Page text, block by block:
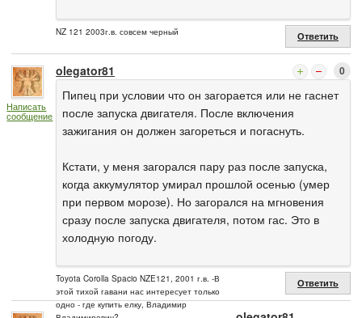
NZ 121 2003г.в. совсем черный Ответить
Написать
сообщение
olegator81 0
Пипец при условии что он загорается или не гаснет
после запуска двигателя. После включения
зажигания он должен загореться и погаснуть.
Кстати, у меня загорался пару раз после запуска,
когда аккумулятор умирал прошлой осенью (умер
при первом морозе). Но загорался на мгновения
сразу после запуска двигателя, потом гас. Это в
холодную погоду.
Toyota Corolla Spacio NZE121, 2001 г.в. -В
этой тихой гавани нас интересует только
одно - где купить елку, Владимир
Ответить